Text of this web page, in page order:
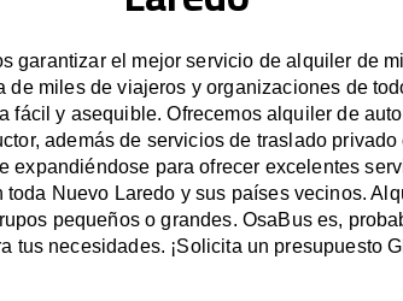
garantizar el mejor servicio de alquiler de
de miles de viajeros y organizaciones de
fácil y asequible. Ofrecemos alquiler de
además de servicios de traslado
expandiéndose para ofrecer excelentes
toda Nuevo Laredo y sus países vecinos.
pequeños o grandes. OsaBus es,
tus necesidades. ¡Solicita un presupuesto